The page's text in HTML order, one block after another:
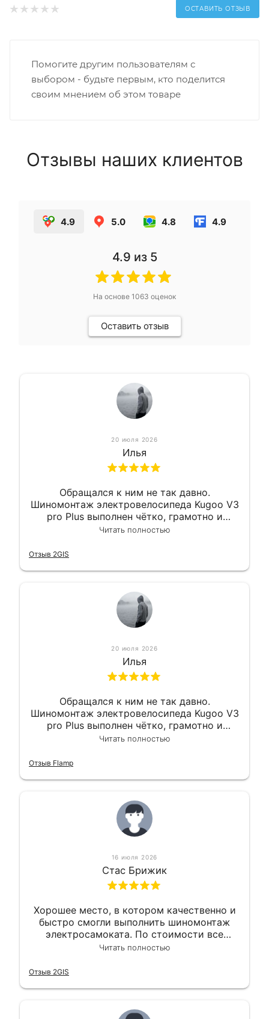
ОСТАВИТЬ ОТЗЫВ
Помогите другим пользователям с
выбором - будьте первым, кто поделится
своим мнением об этом товаре
Отзывы наших клиентов
4.9 5.0 4.8 4.9
4.9 из 5
На основе 1063 оценок
Оставить отзыв
20 июля 2026
Илья
Обращался к ним не так давно.
Шиномонтаж электровелосипеда Kugoo V3
pro Plus выполнен чётко, грамотно и
квалифицированно. Всё сделано
Читать полностью
Отзыв 2GIS
20 июля 2026
Илья
Обращался к ним не так давно.
Шиномонтаж электровелосипеда Kugoo V3
pro Plus выполнен чётко, грамотно и
квалифицированно. Всё сделано
Читать полностью
Отзыв Flamp
16 июля 2026
Стас Брижик
Хорошее место, в котором качественно и
быстро смогли выполнить шиномонтаж
электросамоката. По стоимости все
вышло вообще приемлемо хочу сказать.
Читать полностью
Отзыв 2GIS